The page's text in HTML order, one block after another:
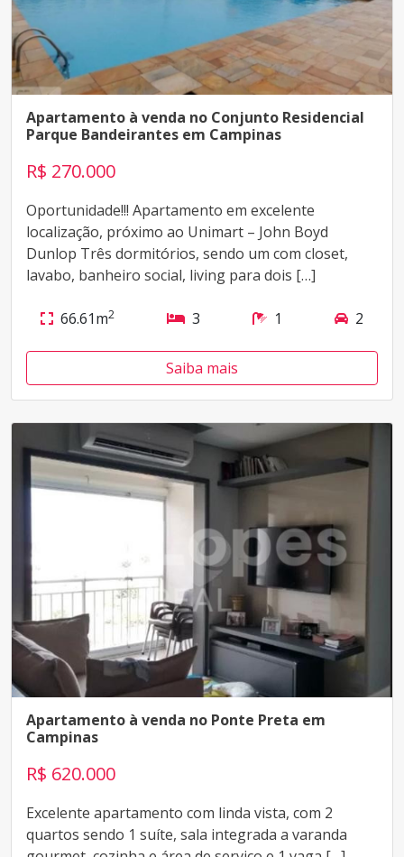
Apartamento à venda no Conjunto Residencial
Parque Bandeirantes em Campinas
R$ 270.000
Oportunidade!!! Apartamento em excelente
localização, próximo ao Unimart – John Boyd
Dunlop Três dormitórios, sendo um com closet,
lavabo, banheiro social, living para dois […]
66.61m2 3 1 2
Saiba mais
Apartamento à venda no Ponte Preta em
Campinas
R$ 620.000
Excelente apartamento com linda vista, com 2
quartos sendo 1 suíte, sala integrada a varanda